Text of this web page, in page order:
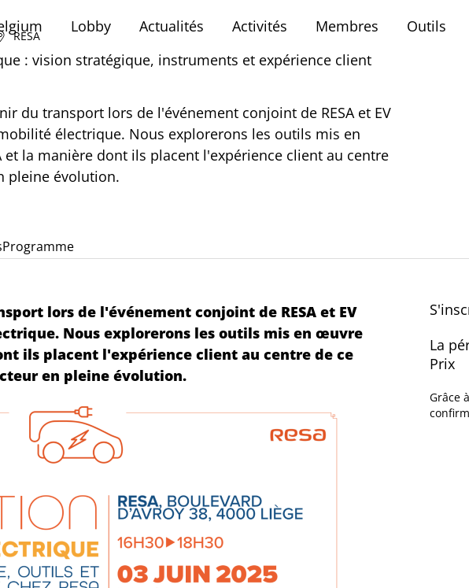
Lobby Actualités Activités Membres Outils
RESA
: vision stratégique, instruments et expérience client
du transport lors de l'événement conjoint de RESA et EV
électrique. Nous explorerons les outils mis en
et la manière dont ils placent l'expérience client au centre
pleine évolution.
Programme
lors de l'événement conjoint de RESA et EV
Nous explorerons les outils mis en œuvre
ils placent l'expérience client au centre de ce
en pleine évolution.
La
Prix
Grâce